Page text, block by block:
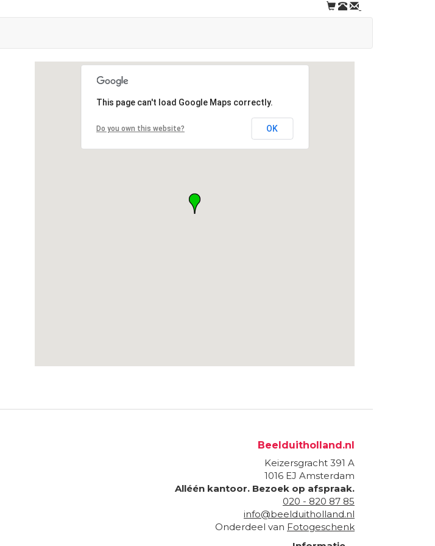
Loading...
This page can't load Google Maps correctly.
Do you own this website? OK
Beelduitholland.nl
Keizersgracht 391 A
1016 EJ Amsterdam
Alléén kantoor. Bezoek op afspraak.
020 - 820 87 85
info@beelduitholland.nl
Onderdeel van Fotogeschenk